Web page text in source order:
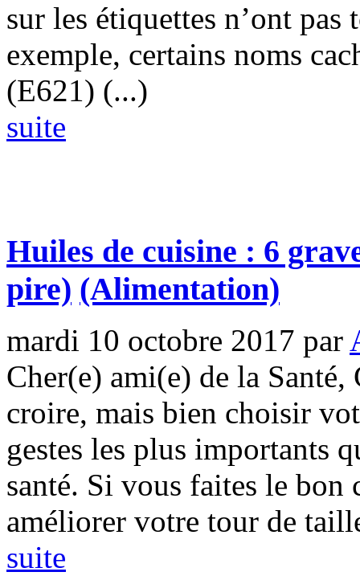
sur les étiquettes n’ont
exemple, certains noms
(E621) (...)
suite
Huiles de cuisine : 6
pire) (Alimentation)
mardi 10 octobre 2017 par
Cher(e) ami(e) de la
croire, mais bien choisir
gestes les plus importants
santé. Si vous faites le
améliorer votre tour de
suite